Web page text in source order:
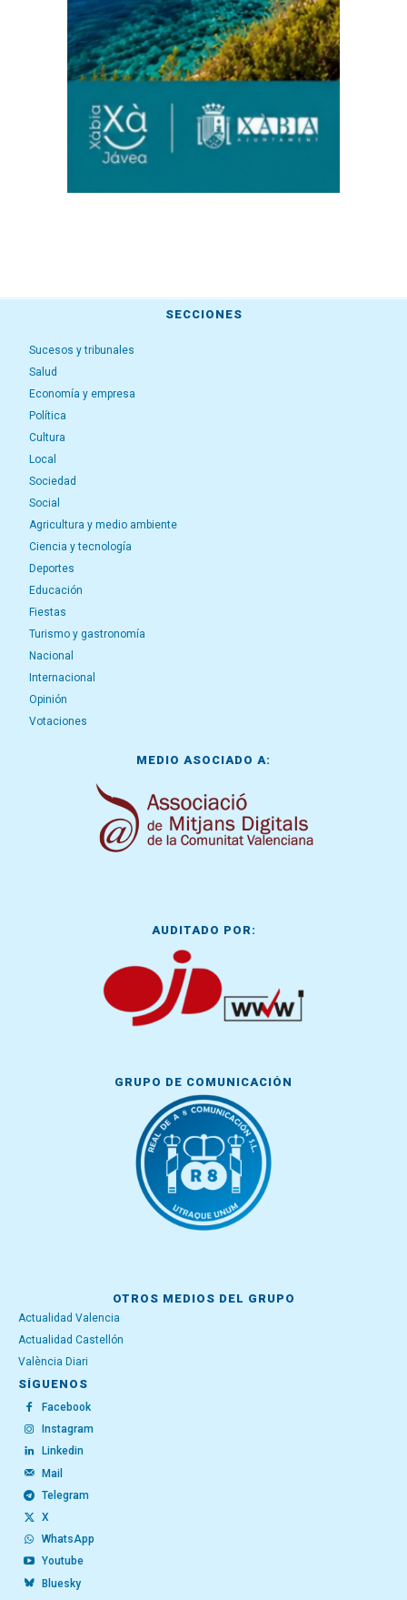
SECCIONES
Sucesos y tribunales
Salud
Economía y empresa
Política
Cultura
Local
Sociedad
Social
Agricultura y medio ambiente
Ciencia y tecnología
Deportes
Educación
Fiestas
Turismo y gastronomía
Nacional
Internacional
Opinión
Votaciones
MEDIO ASOCIADO A:
AUDITADO POR:
GRUPO DE COMUNICACIÓN
OTROS MEDIOS DEL GRUPO
Actualidad Valencia
Actualidad Castellón
València Diari
SÍGUENOS
Facebook
Instagram
Linkedin
Mail
Telegram
X
WhatsApp
Youtube
Bluesky